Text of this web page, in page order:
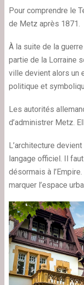
Pour comprendre le
de Metz après 1871.
À la suite de la
partie de la Lorraine
ville devient alors un
politique et
Les autorités
d’administrer Metz.
L’architecture
langage officiel. Il
désormais à
marquer l’espace